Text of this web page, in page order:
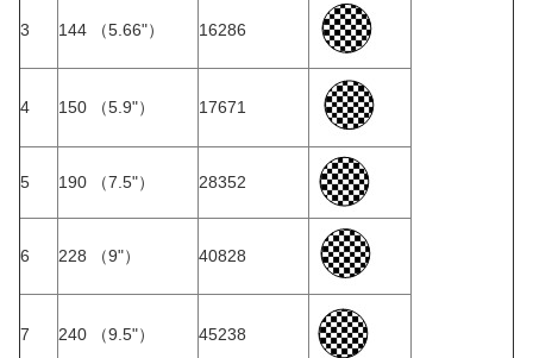
3 144 （5.66"） 16286
4 150 （5.9"） 17671
5 190 （7.5"） 28352
6 228 （9"） 40828
7 240 （9.5"） 45238